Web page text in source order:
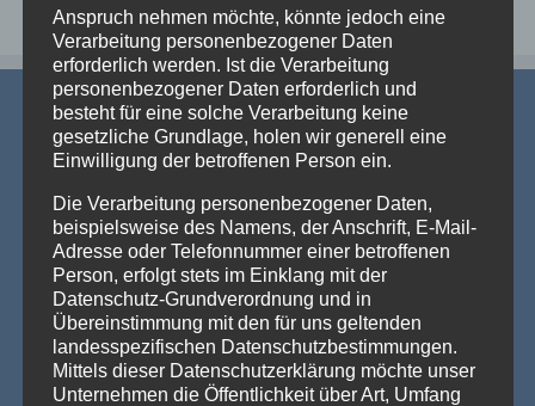
AKTUELLE NEWS
💡 Messehallen sind riesig, die Decken extrem hoch
– Wenn die Technik verschwindet und die Marken
strahlen – Traversenhussen
Traversenhussen: Die elegante Lösung für technische Konstruktionen
Wer hier einen [...]Weiterlesen »
Anspruch nehmen möchte, könnte jedoch eine
Verarbeitung personenbezogener Daten
erforderlich werden. Ist die Verarbeitung
personenbezogener Daten erforderlich und
besteht für eine solche Verarbeitung keine
gesetzliche Grundlage, holen wir generell eine
Einwilligung der betroffenen Person ein.
Die Verarbeitung personenbezogener Daten,
beispielsweise des Namens, der Anschrift, E-Mail-
Adresse oder Telefonnummer einer betroffenen
Person, erfolgt stets im Einklang mit der
Datenschutz-Grundverordnung und in
Übereinstimmung mit den für uns geltenden
landesspezifischen Datenschutzbestimmungen.
Mittels dieser Datenschutzerklärung möchte unser
Unternehmen die Öffentlichkeit über Art, Umfang